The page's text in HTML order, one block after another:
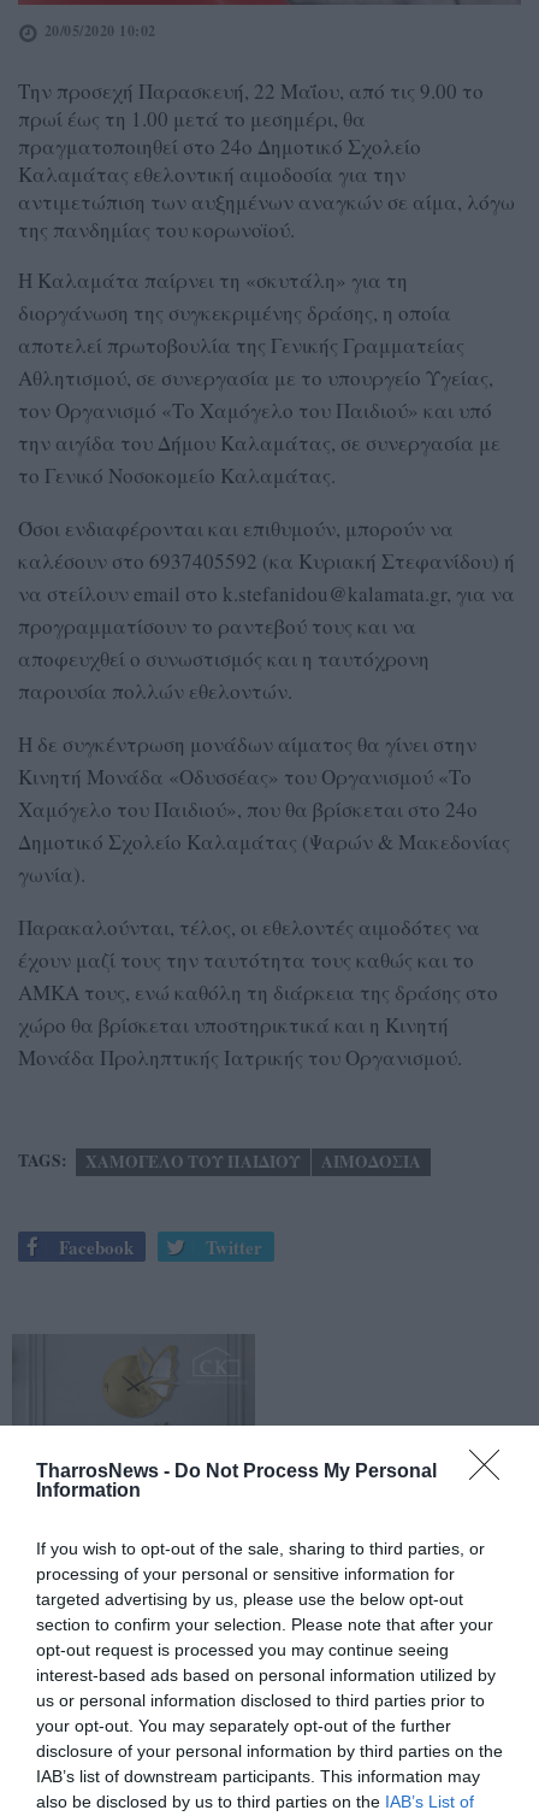
TharrosNews - Do Not Process My Personal
Information
If you wish to opt-out of the sale, sharing to third parties, or
processing of your personal or sensitive information for
targeted advertising by us, please use the below opt-out
section to confirm your selection. Please note that after your
opt-out request is processed you may continue seeing
interest-based ads based on personal information utilized by
us or personal information disclosed to third parties prior to
your opt-out. You may separately opt-out of the further
disclosure of your personal information by third parties on the
IAB’s list of downstream participants. This information may
also be disclosed by us to third parties on the IAB’s List of
20/05/2020 10:02
Την προσεχή Παρασκευή, 22 Μαΐου, από τις 9.00 το
πρωί έως τη 1.00 μετά το μεσημέρι, θα
πραγματοποιηθεί στο 24ο Δημοτικό Σχολείο
Καλαμάτας εθελοντική αιμοδοσία για την
αντιμετώπιση των αυξημένων αναγκών σε αίμα, λόγω
της πανδημίας του κορωνοϊού.
Η Καλαμάτα παίρνει τη «σκυτάλη» για τη
διοργάνωση της συγκεκριμένης δράσης, η οποία
αποτελεί πρωτοβουλία της Γενικής Γραμματείας
Αθλητισμού, σε συνεργασία με το υπουργείο Υγείας,
τον Οργανισμό «Tο Χαμόγελο του Παιδιού» και υπό
την αιγίδα του Δήμου Καλαμάτας, σε συνεργασία με
το Γενικό Νοσοκομείο Καλαμάτας.
Όσοι ενδιαφέρονται και επιθυμούν, μπορούν να
καλέσουν στο 6937405592 (κα Κυριακή Στεφανίδου) ή
να στείλουν email στο k.stefanidou@kalamata.gr, για να
προγραμματίσουν το ραντεβού τους και να
αποφευχθεί ο συνωστισμός και η ταυτόχρονη
παρουσία πολλών εθελοντών.
Η δε συγκέντρωση μονάδων αίματος θα γίνει στην
Κινητή Μονάδα «Οδυσσέας» του Οργανισμού «Το
Χαμόγελο του Παιδιού», που θα βρίσκεται στο 24ο
Δημοτικό Σχολείο Καλαμάτας (Ψαρών & Μακεδονίας
γωνία).
Παρακαλούνται, τέλος, οι εθελοντές αιμοδότες να
έχουν μαζί τους την ταυτότητα τους καθώς και το
ΑΜΚΑ τους, ενώ καθόλη τη διάρκεια της δράσης στo
χώρο θα βρίσκεται υποστηρικτικά και η Κινητή
Μονάδα Προληπτικής Ιατρικής του Οργανισμού.
TAGS: ΧΑΜΟΓΕΛΟ ΤΟΥ ΠΑΙΔΙΟΥ ΑΙΜΟΔΟΣΙΑ
Facebook Twitter